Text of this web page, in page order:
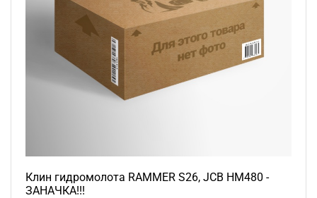
Клин гидромолота RAMMER S26, JCB HM480 -
ЗАНАЧКА!!!